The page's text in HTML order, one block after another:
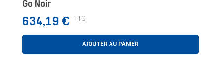
Go Noir
Prix
634,19 € TTC
AJOUTER AU PANIER